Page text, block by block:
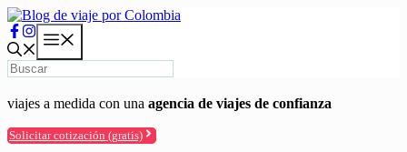
Saltar
al
contenido
viajes a medida con una agencia de viajes de confianza
Solicitar cotización (gratis)